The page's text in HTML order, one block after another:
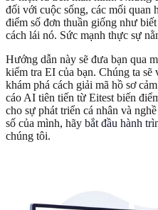
đối với cuộc sống, các mối quan
điểm số đơn thuần giống như
cách lái nó. Sức mạnh thực sự
Hướng dẫn này sẽ đưa bạn qua
kiểm tra EI của bạn. Chúng ta
khám phá cách giải mã hồ sơ
cáo AI tiên tiến từ Eitest biến
cho sự phát triển cá nhân và
số của mình, hãy bắt đầu hành
chúng tôi.